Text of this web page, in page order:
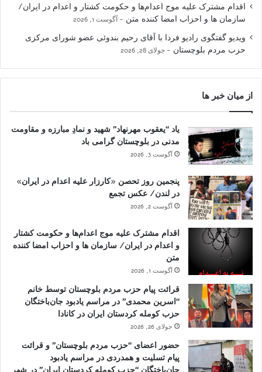
اقدام مشترک علیه موج اعدام‌ها و حکومت کشتار و اعدام در ایران/
سازمان ها و احزاب امضا کننده متن
آگوست 1, 2026
ویدیو گفتگوی رادیو فردا با آقای رحیم بندوئی عضو شورای مرکزی
حزب مردم بلوچستان
جولای 28, 2026
از میان خبر ها
یاد “یعقوب مهرنهاد” شهید و نمادِ مبارزه و مقاومت
مدنی در بلوچستان گرامی باد
آگوست 3, 2026
پنجمین روز تحصن «کارزار علیه اعدام در ایران»
در لندن/ عکس تجمع
آگوست 2, 2026
اقدام مشترک علیه موج اعدام‌ها و حکومت کشتار
و اعدام در ایران/ سازمان ها و احزاب امضا کننده
متن
آگوست 1, 2026
قرائت پیام حزب مردم بلوچستان توسط خانم
“اسرین محمدی” در مراسم یادبود جان‌باختگان
حزب کومله کردستان ایران در کانادا
جولای 26, 2026
حضور اعضای “حزب مردم بلوچستان” و قرائت
پیام تسلیت و همدردی در مراسم یادبود